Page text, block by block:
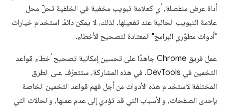
أداة عرض منفصلة، أي كعلامة تبويب مخفية في الخلفية تحلّ محل
علامة التبويب الحالية عند تفعيلها. لذلك، لا يمكن دائمًا استخدام خيارات
"أدوات مطوّري البرامج" المعتادة لتصحيح الأخطاء.
عمل فريق Chrome جاهدًا على تحسين إمكانية تصحيح أخطاء قواعد
التخمين في DevTools. في هذه المشاركة، ستتعرّف على الطرق
المختلفة لاستخدام هذه الأدوات من أجل فهم قواعد التخمين الخاصة
بإحدى الصفحات، والأسباب التي قد تؤدي إلى عدم عملها، والحالات التي